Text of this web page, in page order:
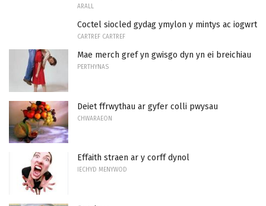
ARALL
Coctel siocled gydag ymylon y mintys ac iogwrt
CARTREF CARTREF
Mae merch gref yn gwisgo dyn yn ei breichiau
PERTHYNAS
Deiet ffrwythau ar gyfer colli pwysau
CHWARAEON
Effaith straen ar y corff dynol
IECHYD MENYWOD